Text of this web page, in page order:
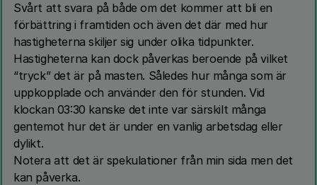
Svårt att svara på både om det kommer att bli en
förbättring i framtiden och även det där med hur
hastigheterna skiljer sig under olika tidpunkter.
Hastigheterna kan dock påverkas beroende på vilket
“tryck” det är på masten. Således hur många som är
uppkopplade och använder den för stunden. Vid
klockan 03:30 kanske det inte var särskilt många
gentemot hur det är under en vanlig arbetsdag eller
dylikt.
Notera att det är spekulationer från min sida men det
kan påverka.